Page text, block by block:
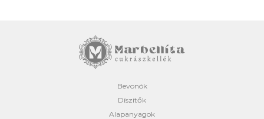
Bevonók
Díszítők
Alapanyagok